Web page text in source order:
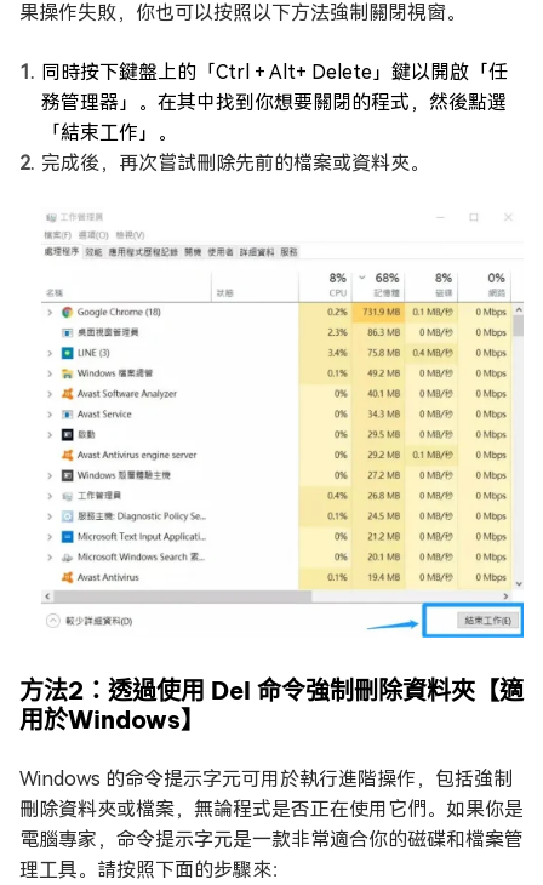
果操作失敗，你也可以按照以下方法強制關閉視窗。
同時按下鍵盤上的「Ctrl + Alt+ Delete」鍵以開啟「任
務管理器」。在其中找到你想要關閉的程式，然後點選
「結束工作」。
完成後，再次嘗試刪除先前的檔案或資料夾。
方法2：透過使用 Del 命令強制刪除資料夾【適
用於Windows】
Windows 的命令提示字元可用於執行進階操作，包括強制
刪除資料夾或檔案，無論程式是否正在使用它們。如果你是
電腦專家，命令提示字元是一款非常適合你的磁碟和檔案管
理工具。請按照下面的步驟來：